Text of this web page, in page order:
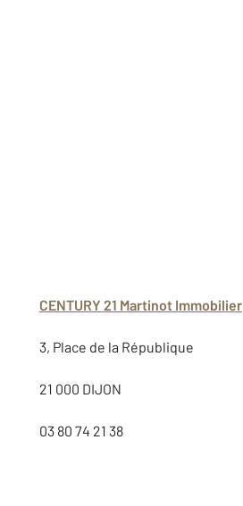
CENTURY 21 Martinot Immobilier
3, Place de la République
21 000 DIJON
03 80 74 21 38